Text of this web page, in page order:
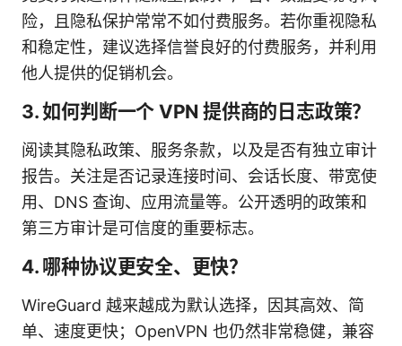
险，且隐私保护常常不如付费服务。若你重视隐私
和稳定性，建议选择信誉良好的付费服务，并利用
他人提供的促销机会。
3. 如何判断一个 VPN 提供商的日志政策？
阅读其隐私政策、服务条款，以及是否有独立审计
报告。关注是否记录连接时间、会话长度、带宽使
用、DNS 查询、应用流量等。公开透明的政策和
第三方审计是可信度的重要标志。
4. 哪种协议更安全、更快？
WireGuard 越来越成为默认选择，因其高效、简
单、速度更快；OpenVPN 也仍然非常稳健，兼容